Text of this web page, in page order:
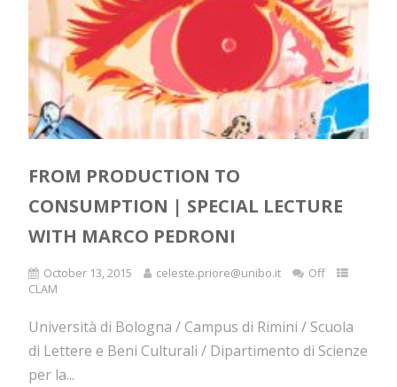
FROM PRODUCTION TO
CONSUMPTION | SPECIAL LECTURE
WITH MARCO PEDRONI
October 13, 2015 celeste.priore@unibo.it
Off
CLAM
Università di Bologna / Campus di Rimini / Scuola
di Lettere e Beni Culturali / Dipartimento di Scienze
per la...